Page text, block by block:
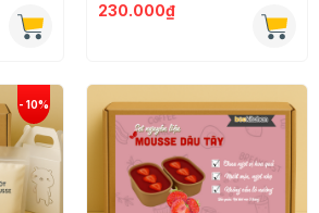
230.000₫